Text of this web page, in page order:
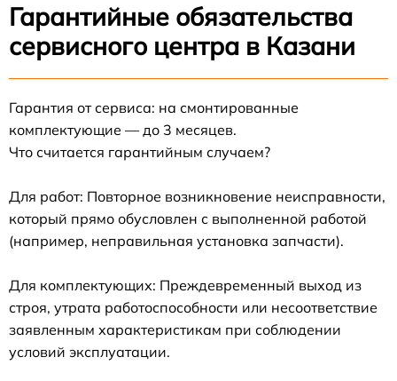
Гарантийные обязательства
сервисного центра в Казани
Гарантия от сервиса: на смонтированные
комплектующие — до 3 месяцев.
Что считается гарантийным случаем?
Для работ: Повторное возникновение неисправности,
который прямо обусловлен с выполненной работой
(например, неправильная установка запчасти).
Для комплектующих: Преждевременный выход из
строя, утрата работоспособности или несоответствие
заявленным характеристикам при соблюдении
условий эксплуатации.